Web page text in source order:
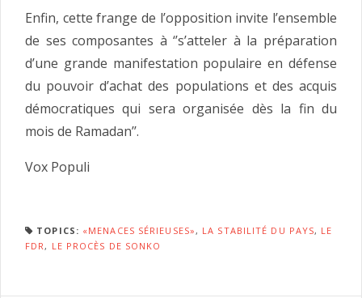
Enfin, cette frange de l’opposition invite l’ensemble
de ses composantes à ‘’s’atteler à la préparation
d’une grande manifestation populaire en défense
du pouvoir d’achat des populations et des acquis
démocratiques qui sera organisée dès la fin du
mois de Ramadan’’.
Vox Populi
TOPICS: «MENACES SÉRIEUSES», LA STABILITÉ DU PAYS, LE
FDR, LE PROCÈS DE SONKO